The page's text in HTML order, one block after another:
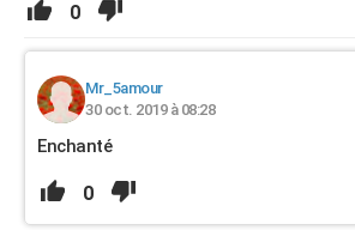
0
Mr_5amour
30 oct. 2019 à 08:28
Enchanté
0